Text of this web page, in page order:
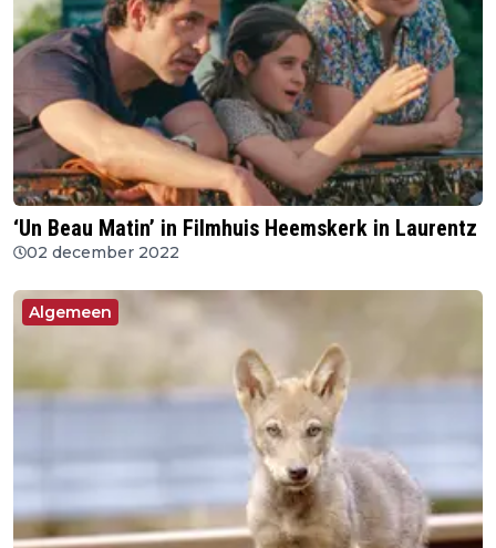
‘Un Beau Matin’ in Filmhuis Heemskerk in Laurentz
02 december 2022
Algemeen